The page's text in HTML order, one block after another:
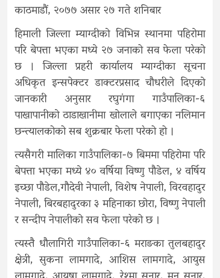
काठमाडौं, २०७७ असार २७ गते शनिबार
हिमाली जिल्ला म्याग्दीको विभिन्न स्थानमा पहिरोमा
परि बेपत्ता भएका मध्ये २७ जनाको सव फेला परेको
छ । जिल्ला प्रहरी कार्यालय म्याग्दीका सूचना
अधिकृत इन्सपेक्टर डाक्टरप्रसाद चौधरीले दिएको
जानकारी अनुसार रघुगंगा गाउँपालिका-६
पाखापानीको ठाडाखानीमा खोलाले बगाएका नलिमान
छन्त्यालकोको सब शुक्रबार फेला परेको हो ।
त्यसैगरी मालिका गाउँपालिका-७ बिममा पहिरोमा परि
बेपत्ता भएका मध्ये ४० वर्षिया विष्णु पौडेल, ४ वर्षिय
इच्छा पौडेल,गौदेवी नेपाली, विशेष नेपाली, विरवहादुर
नेपाली, बिरबहादुरका ३ महिनाका छोरा, विष्णु नेपाली
र सन्दीप नेपालीको सव फेला परेको छ ।
त्यस्तै धौलागिरी गाउँपालिका-६ मराङका तुलबहादुर
क्षेत्री, सुकना लामगादे, आशिस लामगादे, आयुस